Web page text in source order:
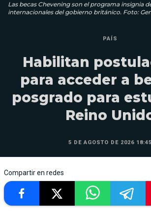
Las becas Chevening son el programa insignia
internacionales del gobierno británico. Foto:
PAÍS
Habilitan
para acceder a
posgrado para
Reino
5 DE AGOSTO DE 2026 18:45
Compartir en redes